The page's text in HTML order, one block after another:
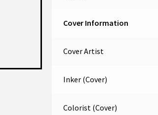
Cover Information
Cover Artist
Inker (Cover)
Colorist (Cover)